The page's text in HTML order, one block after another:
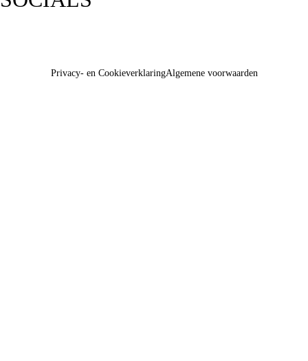
Privacy- en CookieverklaringAlgemene voorwaarden